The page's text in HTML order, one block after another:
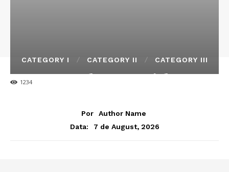
1234
CATEGORY I CATEGORY II CATEGORY III
Sample Post Title!
Por
Author Name
Data:
7 de August, 2026